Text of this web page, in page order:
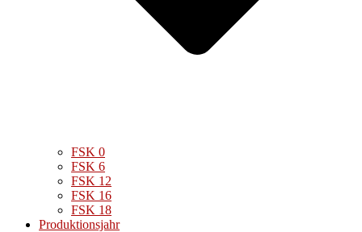
FSK 0
FSK 6
FSK 12
FSK 16
FSK 18
Produktionsjahr